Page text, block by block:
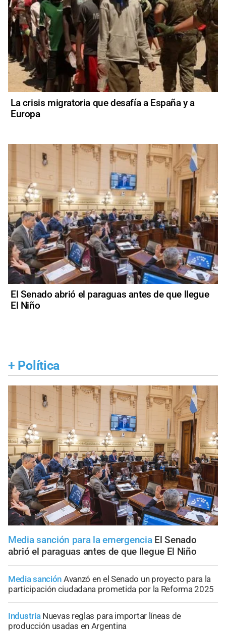
La crisis migratoria que desafía a España y a
Europa
El Senado abrió el paraguas antes de que llegue
El Niño
+ Política
Media sanción para la emergencia El Senado
abrió el paraguas antes de que llegue El Niño
Media sanción Avanzó en el Senado un proyecto para la
participación ciudadana prometida por la Reforma 2025
Industria Nuevas reglas para importar líneas de
producción usadas en Argentina